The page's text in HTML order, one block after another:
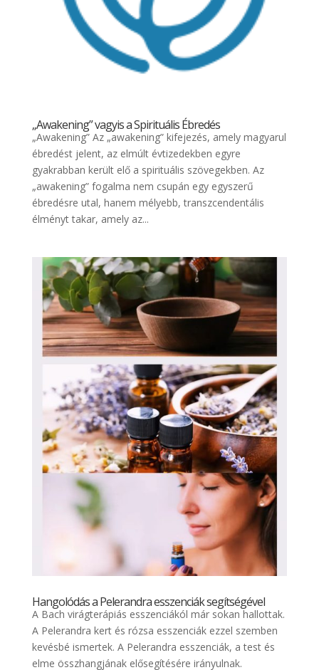
„Awakening” vagyis a Spirituális Ébredés
„Awakening” Az „awakening” kifejezés, amely magyarul
ébredést jelent, az elmúlt évtizedekben egyre
gyakrabban került elő a spirituális szövegekben. Az
„awakening” fogalma nem csupán egy egyszerű
ébredésre utal, hanem mélyebb, transzcendentális
élményt takar, amely az...
Hangolódás a Pelerandra esszenciák segítségével
A Bach virágterápiás esszenciákól már sokan hallottak.
A Pelerandra kert és rózsa esszenciák ezzel szemben
kevésbé ismertek. A Pelerandra esszenciák, a test és
elme összhangjának elősegítésére irányulnak.